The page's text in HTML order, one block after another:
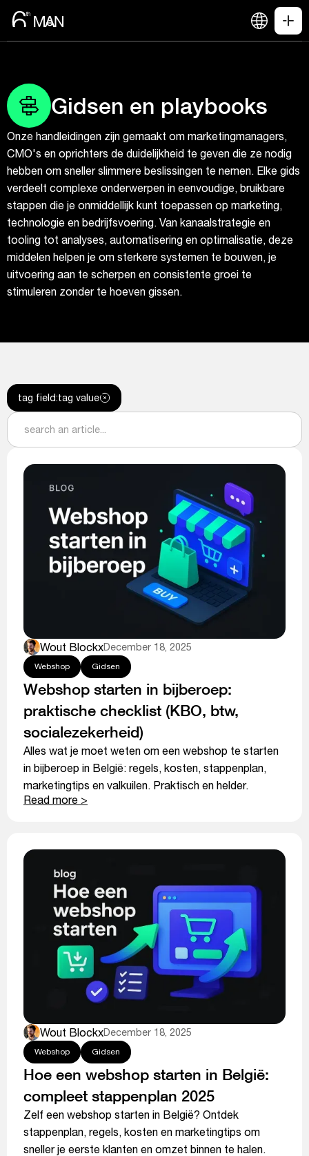
Gidsen en playbooks
Onze handleidingen zijn gemaakt om marketingmanagers,
CMO's en oprichters de duidelijkheid te geven die ze nodig
hebben om sneller slimmere beslissingen te nemen. Elke gids
verdeelt complexe onderwerpen in eenvoudige, bruikbare
stappen die je onmiddellijk kunt toepassen op marketing,
technologie en bedrijfsvoering. Van kanaalstrategie en
tooling tot analyses, automatisering en optimalisatie, deze
middelen helpen je om sterkere systemen te bouwen, je
uitvoering aan te scherpen en consistente groei te
stimuleren zonder te hoeven gissen.
tag field:tag value
Wout BlockxDecember 18, 2025
Webshop Gidsen
Webshop starten in bijberoep:
praktische checklist (KBO, btw,
socialezekerheid)
Alles wat je moet weten om een webshop te starten
in bijberoep in België: regels, kosten, stappenplan,
marketingtips en valkuilen. Praktisch en helder.
Read more >
Wout BlockxDecember 18, 2025
Webshop Gidsen
Hoe een webshop starten in België:
compleet stappenplan 2025
Zelf een webshop starten in België? Ontdek
stappenplan, regels, kosten en marketingtips om
sneller je eerste klanten en omzet binnen te halen.